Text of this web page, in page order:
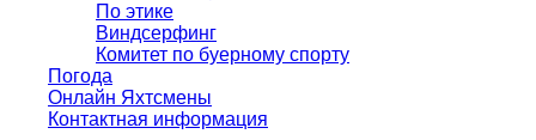
По этике
Виндсерфинг
Комитет по буерному спорту
Погода
Онлайн Яхтсмены
Контактная информация